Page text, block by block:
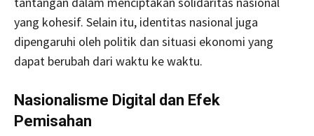
yang kohesif. Selain itu, identitas nasional juga
dipengaruhi oleh politik dan situasi ekonomi yang
dapat berubah dari waktu ke waktu.
Nasionalisme Digital dan Efek
Pemisahan